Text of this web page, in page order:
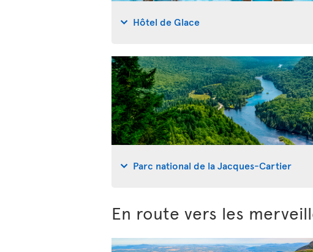
Hôtel de Glace
Parc national de la Jacques-Cartier
En route vers les